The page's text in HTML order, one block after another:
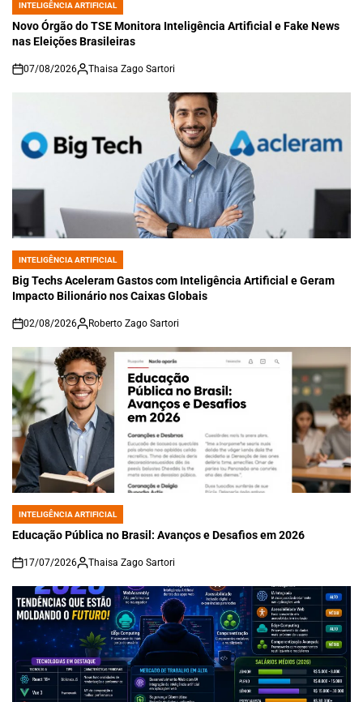
POSTED
IN
INTELIGÊNCIA ARTIFICIAL
Novo Órgão do TSE Monitora Inteligência Artificial e Fake News
nas Eleições Brasileiras
on
07/08/2026 Thaisa Zago Sartori
POSTED
IN
INTELIGÊNCIA ARTIFICIAL
Big Techs Aceleram Gastos com Inteligência Artificial e Geram
Impacto Bilionário nos Caixas Globais
on
02/08/2026 Roberto Zago Sartori
POSTED
IN
INTELIGÊNCIA ARTIFICIAL
Educação Pública no Brasil: Avanços e Desafios em 2026
on
17/07/2026 Thaisa Zago Sartori